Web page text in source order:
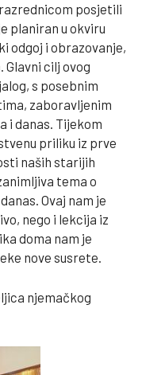
razrednicom posjetili
planiran u okviru
odgoj i obrazovanje,
cilj ovog
s posebnim
zaboravljenim
i danas. Tijekom
priliku iz prve
naših starijih
tema o
Ovaj nam je
nego i lekcija iz
doma nam je
nove susrete.
njemačkog